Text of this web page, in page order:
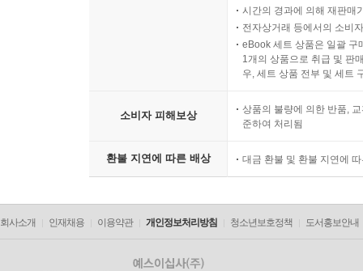
연금개혁은 사회적 합의를 통해 추진되는 것이
이루는 과정이 필요하다는 뜻이다. 우리나라는
전통이 취약한 것이 현실이다. 또한 우리나라 정
따라서 우리나라에서는 독일, 영국, 일본의 사
보인다. 소수의 전문가로 구성된 연금개혁위원회
모수 조정만으로 연금재정의 지속가능성을 제고
따라서 적립식 신연금 도입에서 발생할 수 있는
시간의 경과에 의해 재판매
전자상거래 등에서의 소비
eBook 세트 상품은 일괄 구
1개의 상품으로 취급 및 판
우, 세트 상품 전부 및 세트
소비자 피해보상
상품의 불량에 의한 반품,
준하여 처리됨
환불 지연에 따른 배상 대금 환불 및 환불 지연에
회사소개 인재채용 이용약관 개인정보처리방침 청소년보호정책 도서홍보안내